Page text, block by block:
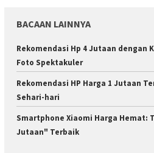
BACAAN LAINNYA
Rekomendasi Hp 4 Jutaan dengan
Foto Spektakuler
Rekomendasi HP Harga 1 Jutaan
Sehari-hari
Smartphone Xiaomi Harga Hemat:
Jutaan" Terbaik